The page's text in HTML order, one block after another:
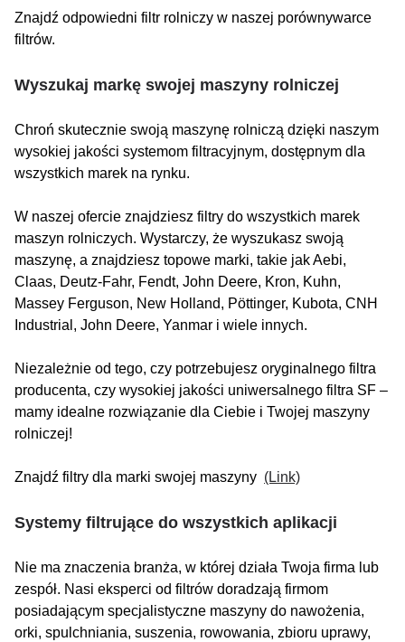
Znajdź odpowiedni filtr rolniczy w naszej porównywarce
filtrów.
Wyszukaj markę swojej maszyny rolniczej
Chroń skutecznie swoją maszynę rolniczą dzięki naszym
wysokiej jakości systemom filtracyjnym, dostępnym dla
wszystkich marek na rynku.
W naszej ofercie znajdziesz filtry do wszystkich marek
maszyn rolniczych. Wystarczy, że wyszukasz swoją
maszynę, a znajdziesz topowe marki, takie jak Aebi,
Claas, Deutz-Fahr, Fendt, John Deere, Kron, Kuhn,
Massey Ferguson, New Holland, Pöttinger, Kubota, CNH
Industrial, John Deere, Yanmar i wiele innych.
Niezależnie od tego, czy potrzebujesz oryginalnego filtra
producenta, czy wysokiej jakości uniwersalnego filtra SF –
mamy idealne rozwiązanie dla Ciebie i Twojej maszyny
rolniczej!
Znajdź filtry dla marki swojej maszyny (Link)
Systemy filtrujące do wszystkich aplikacji
Nie ma znaczenia branża, w której działa Twoja firma lub
zespół. Nasi eksperci od filtrów doradzają firmom
posiadającym specjalistyczne maszyny do nawożenia,
orki, spulchniania, suszenia, rowowania, zbioru uprawy,